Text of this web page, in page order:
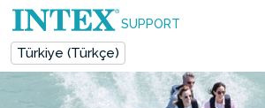
SUPPORT
Türkiye (Türkçe)